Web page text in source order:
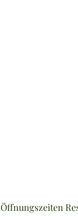
Öffnungszeiten